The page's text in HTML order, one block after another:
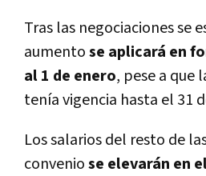
Tras las negociaciones se
aumentose aplicará en
al 1 de enero, pese a que
tení­a vigencia hasta el 31
Los salarios del resto de
conveniose elevarán en